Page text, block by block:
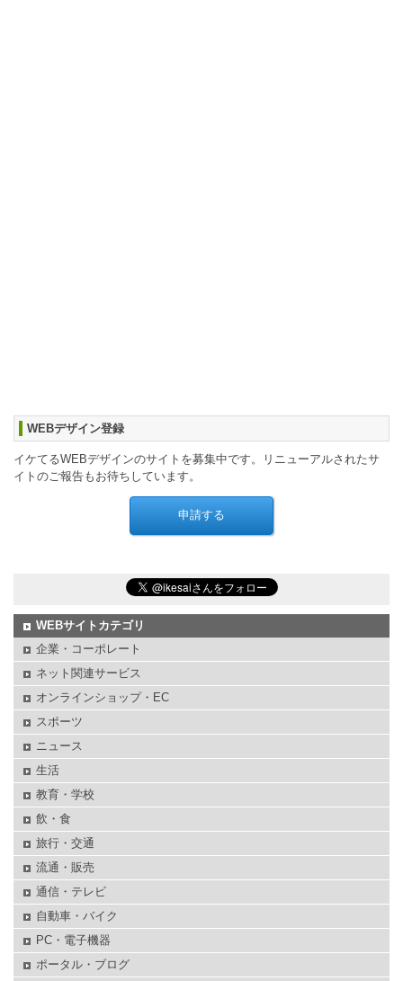
WEBデザイン登録
イケてるWEBデザインのサイトを募集中です。リニューアルされたサ
イトのご報告もお待ちしています。
WEBサイトカテゴリ
企業・コーポレート
ネット関連サービス
オンラインショップ・EC
スポーツ
ニュース
生活
教育・学校
飲・食
旅行・交通
流通・販売
通信・テレビ
自動車・バイク
PC・電子機器
ポータル・ブログ